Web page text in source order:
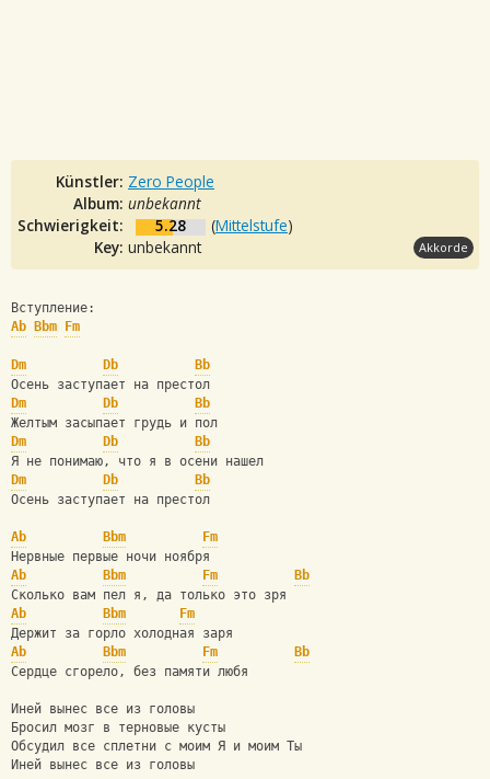
Künstler: Zero People
Album: unbekannt
Schwierigkeit:
5.28 (Mittelstufe)
Key: unbekannt Akkorde
Вступление:
Ab
Bbm Fm
Dm Db
Bb
Осень заступает на престол
Dm
Db
Bb
Желтым засыпает грудь и пол
Dm
Db
Bb
Я не понимаю, что я в осени нашел
Dm
Db
Bb
Осень заступает на престол
Ab Bbm
Fm
Нервные первые ночи ноября
Ab
Bbm Fm
Bb
Сколько вам пел я, да только это зря
Ab
Bbm
Fm
Держит за горло холодная заря
Ab
Bbm Fm
Bb
Сердце сгорело, без памяти любя
Иней вынес все из головы
Бросил мозг в терновые кусты
Обсудил все сплетни с моим Я и моим Ты
Иней вынес все из головы